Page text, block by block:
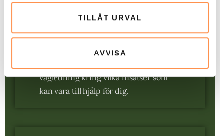
TILLÅT URVAL
AVVISA
kan utredningen anpassas efter dina
behov och genomföras i en miljö där
du känner dig trygg. Vi säkerställer att
vägledning kring vilka insatser som
kan vara till hjälp för dig.